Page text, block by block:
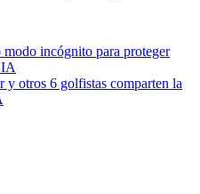
incógnito para proteger
y otros 6 golfistas comparten la